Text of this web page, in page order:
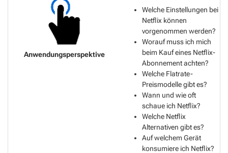
Welche Einstellungen bei
Netflix können
vorgenommen werden?
Worauf muss ich mich
beim Kauf eines Netflix-
Abonnement achten?
Welche Flatrate-
Preismodelle gibt es?
Wann und wie oft
schaue ich Netflix?
Welche Netflix
Alternativen gibt es?
Auf welchem Gerät
konsumiere ich Netflix?